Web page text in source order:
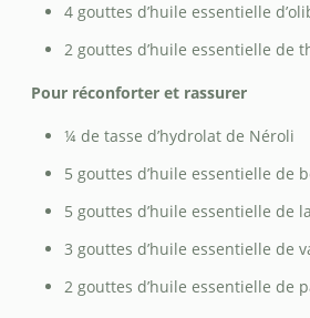
4 gouttes d’huile essentielle
2 gouttes d’huile essentielle de
Pour réconforter et rassurer
¼ de tasse d’hydrolat de Néroli
5 gouttes d’huile essentielle de
5 gouttes d’huile essentielle de
3 gouttes d’huile essentielle de
2 gouttes d’huile essentielle de